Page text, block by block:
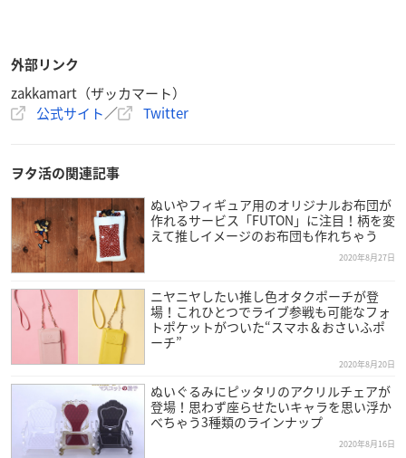
外部リンク
zakkamart（ザッカマート）
公式サイト／ Twitter
ヲタ活の関連記事
ぬいやフィギュア用のオリジナルお布団が
作れるサービス「FUTON」に注目！柄を変
えて推しイメージのお布団も作れちゃう
2020年8月27日
ニヤニヤしたい推し色オタクポーチが登
場！これひとつでライブ参戦も可能なフォ
トポケットがついた“スマホ＆おさいふポ
ーチ”
2020年8月20日
ぬいぐるみにピッタリのアクリルチェアが
登場！思わず座らせたいキャラを思い浮か
べちゃう3種類のラインナップ
2020年8月16日